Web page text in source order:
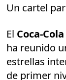
Un cartel
El Coca-
ha reunido
estrellas
de primer